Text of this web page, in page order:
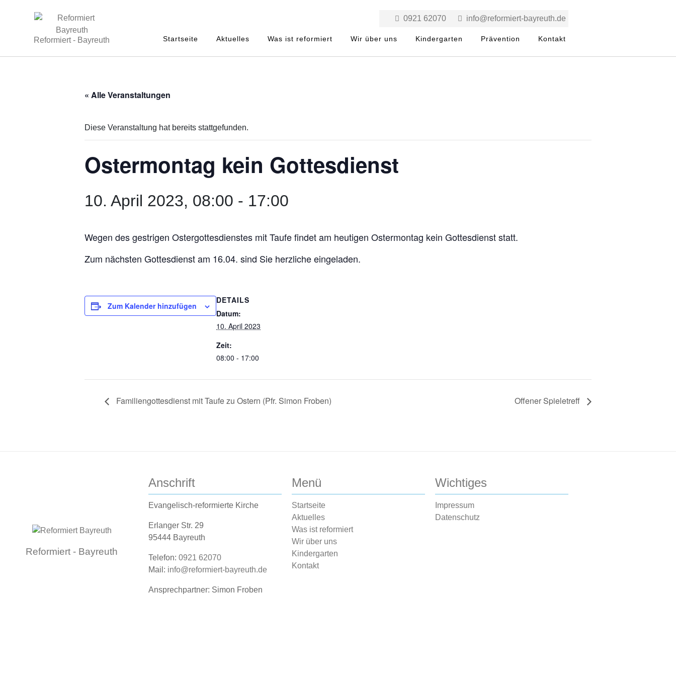
Reformiert - Bayreuth
0921 62070 info@reformiert-bayreuth.de
Startseite Aktuelles Was ist reformiert Wir über uns Kindergarten Prävention Kontakt
« Alle Veranstaltungen
Diese Veranstaltung hat bereits stattgefunden.
Ostermontag kein Gottesdienst
10. April 2023, 08:00 - 17:00
Wegen des gestrigen Ostergottesdienstes mit Taufe findet am heutigen Ostermontag kein Gottesdienst statt.
Zum nächsten Gottesdienst am 16.04. sind Sie herzliche eingeladen.
Zum Kalender hinzufügen
DETAILS
Datum:
10. April 2023
Zeit:
08:00 - 17:00
Familiengottesdienst mit Taufe zu Ostern (Pfr. Simon Froben) Offener Spieletreff
Reformiert - Bayreuth
Anschrift
Evangelisch-reformierte Kirche
Erlanger Str. 29
95444 Bayreuth
Telefon: 0921 62070
Mail: info@reformiert-bayreuth.de
Ansprechpartner: Simon Froben
Menü
Startseite
Aktuelles
Was ist reformiert
Wir über uns
Kindergarten
Kontakt
Wichtiges
Impressum
Datenschutz